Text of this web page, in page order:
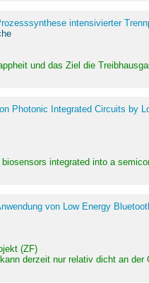
intensivierter
und das Ziel die
Photonic Integrated Circuits by
integrated into a
von Low Energy
(ZF)
derzeit nur relativ dicht an